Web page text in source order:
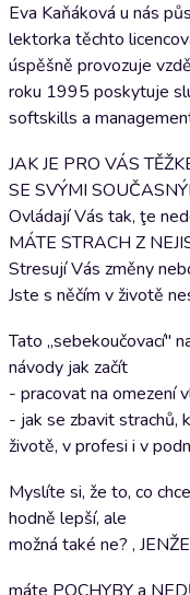
Eva Kaňáková u nás
lektorka těchto
úspěšně provozuje
roku 1995 poskytuje
softskills a
JAK JE PRO VÁS
SE SVÝMI
Ovládají Vás tak, ţe
MÁTE STRACH Z
Stresují Vás změny
Jste s něčím v životě
Tato „sebekoučovací"
návody jak začít
- pracovat na omezení
- jak se zbavit strachů,
životě, v profesi i v
Myslíte si, že to, co
hodně lepší, ale
možná také ne? ,